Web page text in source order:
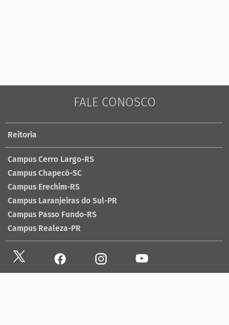
FALE CONOSCO
Reitoria
Campus Cerro Largo-RS
Campus Chapecó-SC
Campus Erechim-RS
Campus Laranjeiras do Sul-PR
Campus Passo Fundo-RS
Campus Realeza-PR